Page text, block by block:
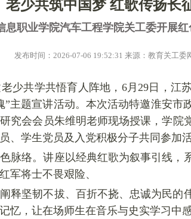
老少共筑中国梦 红歌传扬长
息职业学院汽车工程学院关工委开展
发布时间：2026-07-06 19:52:31 来源：教育关工委
少共学共悟育人阵地，6月29日，江
”主题宣讲活动。本次活动特邀淮安市
究会会员朱维明老师现场授课，学院
、学生党员及入党积极分子共同参加活
脉络。讲座以经典红歌为叙事引线，
军将士不畏艰险、
释坚韧不拔、百折不挠、忠诚为民的
忆，让在场师生在音乐与史实学习中